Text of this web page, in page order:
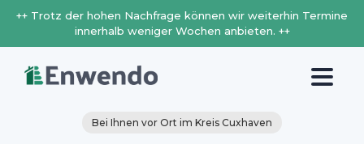
++ Trotz der hohen Nachfrage können wir weiterhin Termine
innerhalb weniger Wochen anbieten. ++
Bei Ihnen vor Ort im Kreis Cuxhaven